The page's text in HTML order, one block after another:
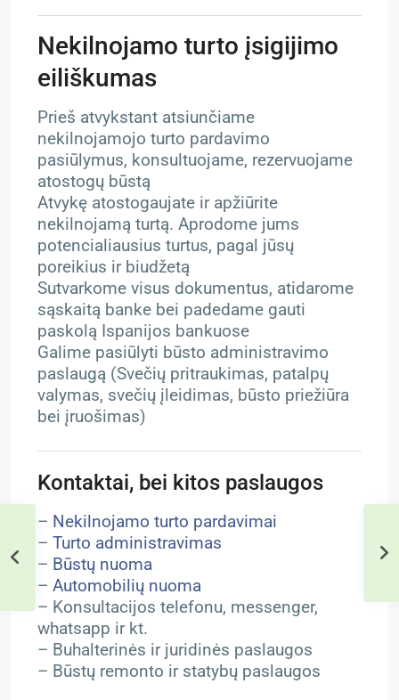
Nekilnojamo turto įsigijimo
eiliškumas
Prieš atvykstant atsiunčiame
nekilnojamojo turto pardavimo
pasiūlymus, konsultuojame, rezervuojame
atostogų būstą
Atvykę atostogaujate ir apžiūrite
nekilnojamą turtą. Aprodome jums
potencialiausius turtus, pagal jūsų
poreikius ir biudžetą
Sutvarkome visus dokumentus, atidarome
sąskaitą banke bei padedame gauti
paskolą Ispanijos bankuose
Galime pasiūlyti būsto administravimo
paslaugą (Svečių pritraukimas, patalpų
valymas, svečių įleidimas, būsto priežiūra
bei įruošimas)
Kontaktai, bei kitos paslaugos
– Nekilnojamo turto pardavimai
– Turto administravimas
– Būstų nuoma
– Automobilių nuoma
– Konsultacijos telefonu, messenger,
whatsapp ir kt.
– Buhalterinės ir juridinės paslaugos
– Būstų remonto ir statybų paslaugos